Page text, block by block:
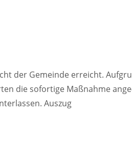
der Gemeinde erreicht.
die sofortige Maßnahme
Auszug